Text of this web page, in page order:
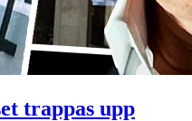
trappas upp